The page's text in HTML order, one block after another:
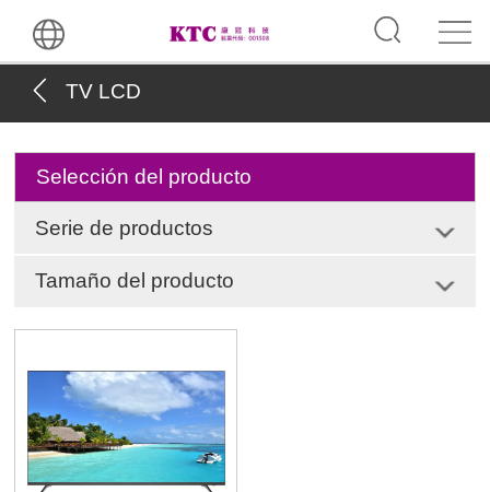
TV LCD
Selección del producto
Serie de productos
Tamaño del producto